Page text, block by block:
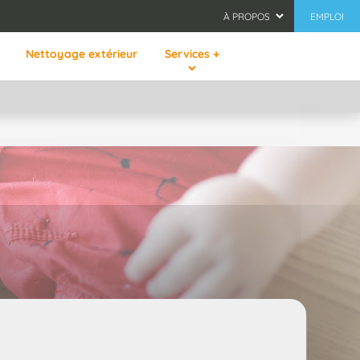
À PROPOS EMPLOI
Nettoyage extérieur Services +